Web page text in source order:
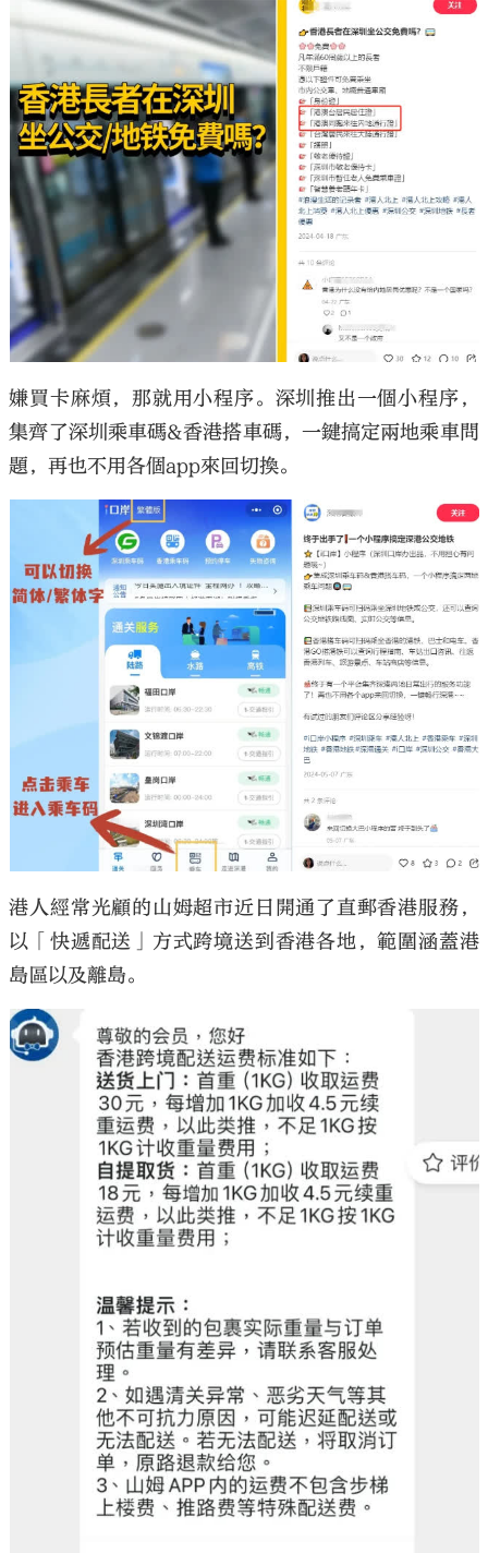
嫌買卡麻煩，那就用小程序。深圳推出一個小程序，
集齊了深圳乘車碼&香港搭車碼，一鍵搞定兩地乘車問
題，再也不用各個app來回切換。
港人經常光顧的山姆超市近日開通了直郵香港服務，
以「快遞配送」方式跨境送到香港各地，範圍涵蓋港
島區以及離島。